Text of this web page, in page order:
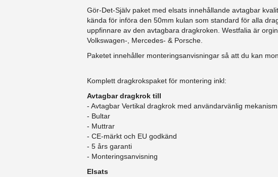
Gör-Det-Själv paket med elsats innehållande avtagbar
kända för införa den 50mm kulan som standard för alla
uppfinnare av den avtagbara dragkroken. Westfalia är
Volkswagen-, Mercedes- & Porsche.
Paketet innehåller monteringsanvisningar så att du kan
Komplett dragkrokspaket för montering inkl:
Avtagbar dragkrok till
- Avtagbar Vertikal dragkrok med användarvänlig
- Bultar
- Muttrar
- CE-märkt och EU godkänd
​- 5 års garanti
- Monteringsanvisning
Elsats